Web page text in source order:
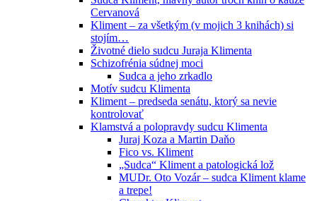
Cervanová
Kliment – za všetkým (v mojich 3 knihách) si
stojím…
Životné dielo sudcu Juraja Klimenta
Schizofrénia súdnej moci
Sudca a jeho zrkadlo
Motív sudcu Klimenta
Kliment – predseda senátu, ktorý sa nevie
kontrolovať
Klamstvá a polopravdy sudcu Klimenta
Juraj Koza a Martin Daňo
Fico vs. Kliment
„Sudca“ Kliment a patologická lož
MUDr. Oto Vozár – sudca Kliment klame
a trepe!